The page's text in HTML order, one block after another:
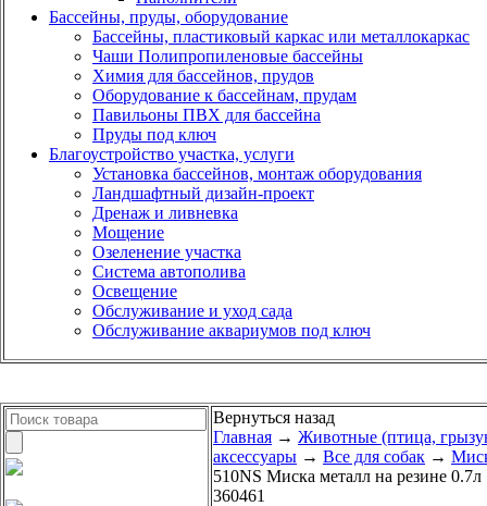
Бассейны, пруды, оборудование
Бассейны, пластиковый каркас или металлокаркас
Чаши Полипропиленовые бассейны
Химия для бассейнов, прудов
Оборудование к бассейнам, прудам
Павильоны ПВХ для бассейна
Пруды под ключ
Благоустройство участка, услуги
Установка бассейнов, монтаж оборудования
Ландшафтный дизайн-проект
Дренаж и ливневка
Мощение
Озеленение участка
Система автополива
Освещение
Обслуживание и уход сада
Обслуживание аквариумов под ключ
Вернуться назад
Главная → Животные (птица,
аксессуары → Все для собак →
510NS Миска металл на резине 0.7л
360461